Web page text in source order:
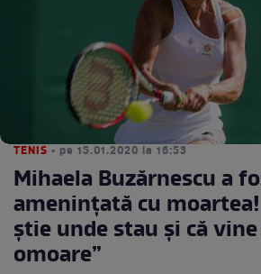
TENIS • pe 15.01.2020 la 16:53
Mihaela Buzărnescu a
ameninţată cu
ştie unde stau şi că
omoare”